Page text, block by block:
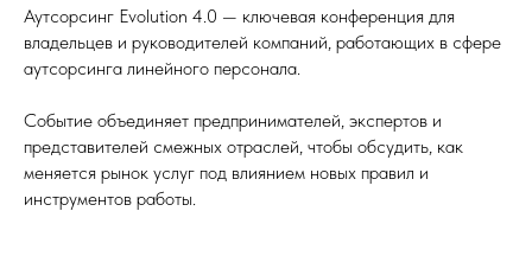
Аутсорсинг Evolution 4.0 — ключевая конференция для
владельцев и руководителей компаний, работающих в сфере
аутсорсинга линейного персонала.
Событие объединяет предпринимателей, экспертов и
представителей смежных отраслей, чтобы обсудить, как
меняется рынок услуг под влиянием новых правил и
инструментов работы.